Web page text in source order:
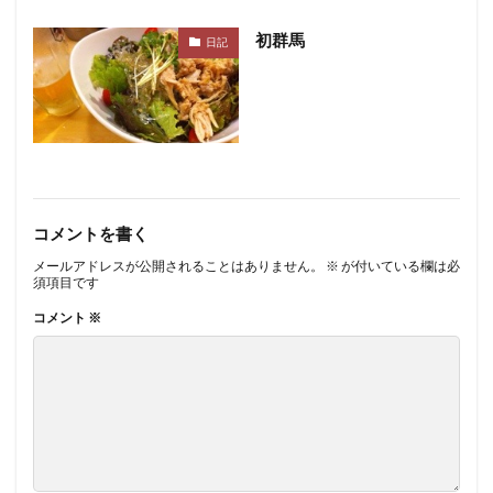
日記 初群馬
コメントを書く
メールアドレスが公開されることはありません。 ※ が付いている欄は必
須項目です
コメント ※